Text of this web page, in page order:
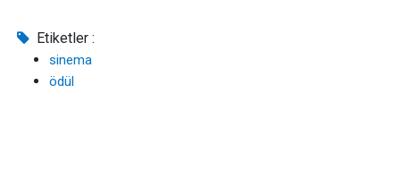
Etiketler :
sinema
ödül